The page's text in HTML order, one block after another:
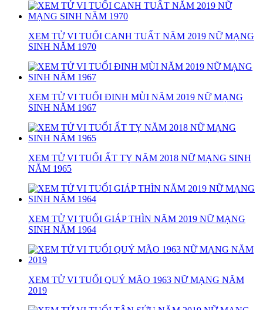
XEM TỬ VI TUỔI CANH TUẤT NĂM 2019 NỮ MẠNG
SINH NĂM 1970
XEM TỬ VI TUỔI ĐINH MÙI NĂM 2019 NỮ MẠNG
SINH NĂM 1967
XEM TỬ VI TUỔI ẤT TỴ NĂM 2018 NỮ MẠNG SINH
NĂM 1965
XEM TỬ VI TUỔI GIÁP THÌN NĂM 2019 NỮ MẠNG
SINH NĂM 1964
XEM TỬ VI TUỔI QUÝ MÃO 1963 NỮ MẠNG NĂM
2019